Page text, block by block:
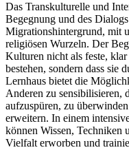
Das Transkulturelle und
Begegnung und des
Migrationshintergrund, mit
religiösen Wurzeln. Der
Kulturen nicht als feste,
bestehen, sondern dass sie
Lernhaus bietet die
Anderen zu sensibilisieren,
aufzuspüren, zu
erweitern. In einem
können Wissen, Techniken
Vielfalt erworben und